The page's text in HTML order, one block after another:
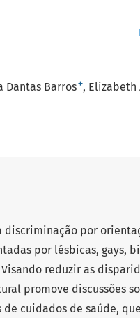
Dantas Barros+ Elizabeth
discriminação por
por lésbicas, gays,
reduzir as
promove discussões
de cuidados de saúde,